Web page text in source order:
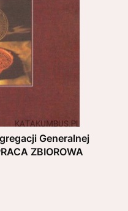
Generalnej
ZBIOROWA